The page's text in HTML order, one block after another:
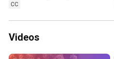
CC
Videos